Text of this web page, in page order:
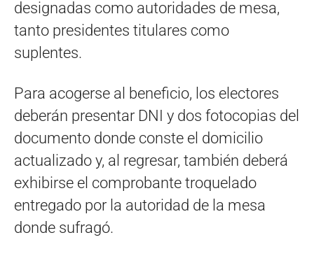
designadas como autoridades de mesa,
tanto presidentes titulares como
suplentes.
Para acogerse al beneficio, los electores
deberán presentar DNI y dos fotocopias del
documento donde conste el domicilio
actualizado y, al regresar, también deberá
exhibirse el comprobante troquelado
entregado por la autoridad de la mesa
donde sufragó.